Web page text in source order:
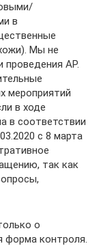
в
Мы не
проведения АР.
мероприятий
в ходе
в соответствии
с 8 марта
так как
о
форма контроля.